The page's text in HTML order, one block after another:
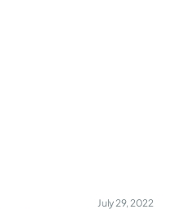
July 29, 2022